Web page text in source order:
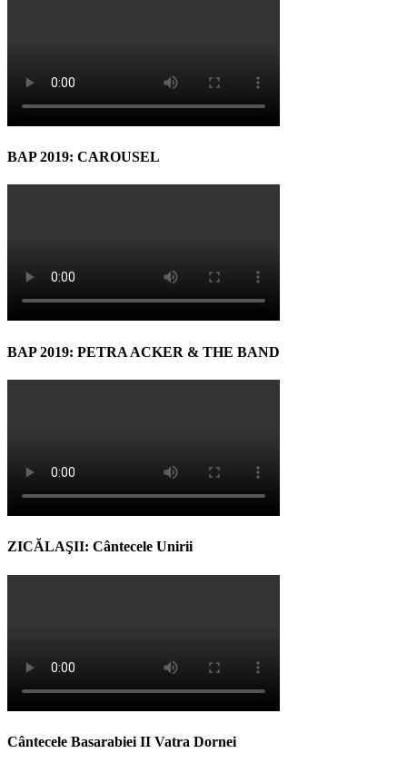
BAP 2019: CAROUSEL
BAP 2019: PETRA ACKER & THE BAND
ZICĂLAŞII: Cântecele Unirii
Cântecele Basarabiei II Vatra Dornei